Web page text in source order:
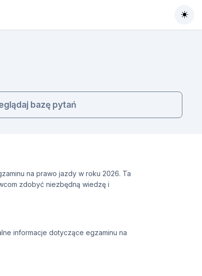
bazę pytań
na prawo jazdy w roku 2026. Ta
zdobyć niezbędną wiedzę i
informacje dotyczące egzaminu na